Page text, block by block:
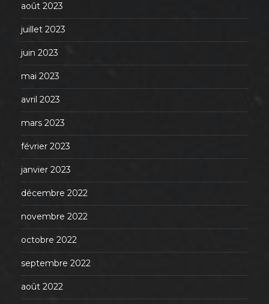
août 2023
juillet 2023
juin 2023
mai 2023
avril 2023
mars 2023
février 2023
janvier 2023
décembre 2022
novembre 2022
octobre 2022
septembre 2022
août 2022